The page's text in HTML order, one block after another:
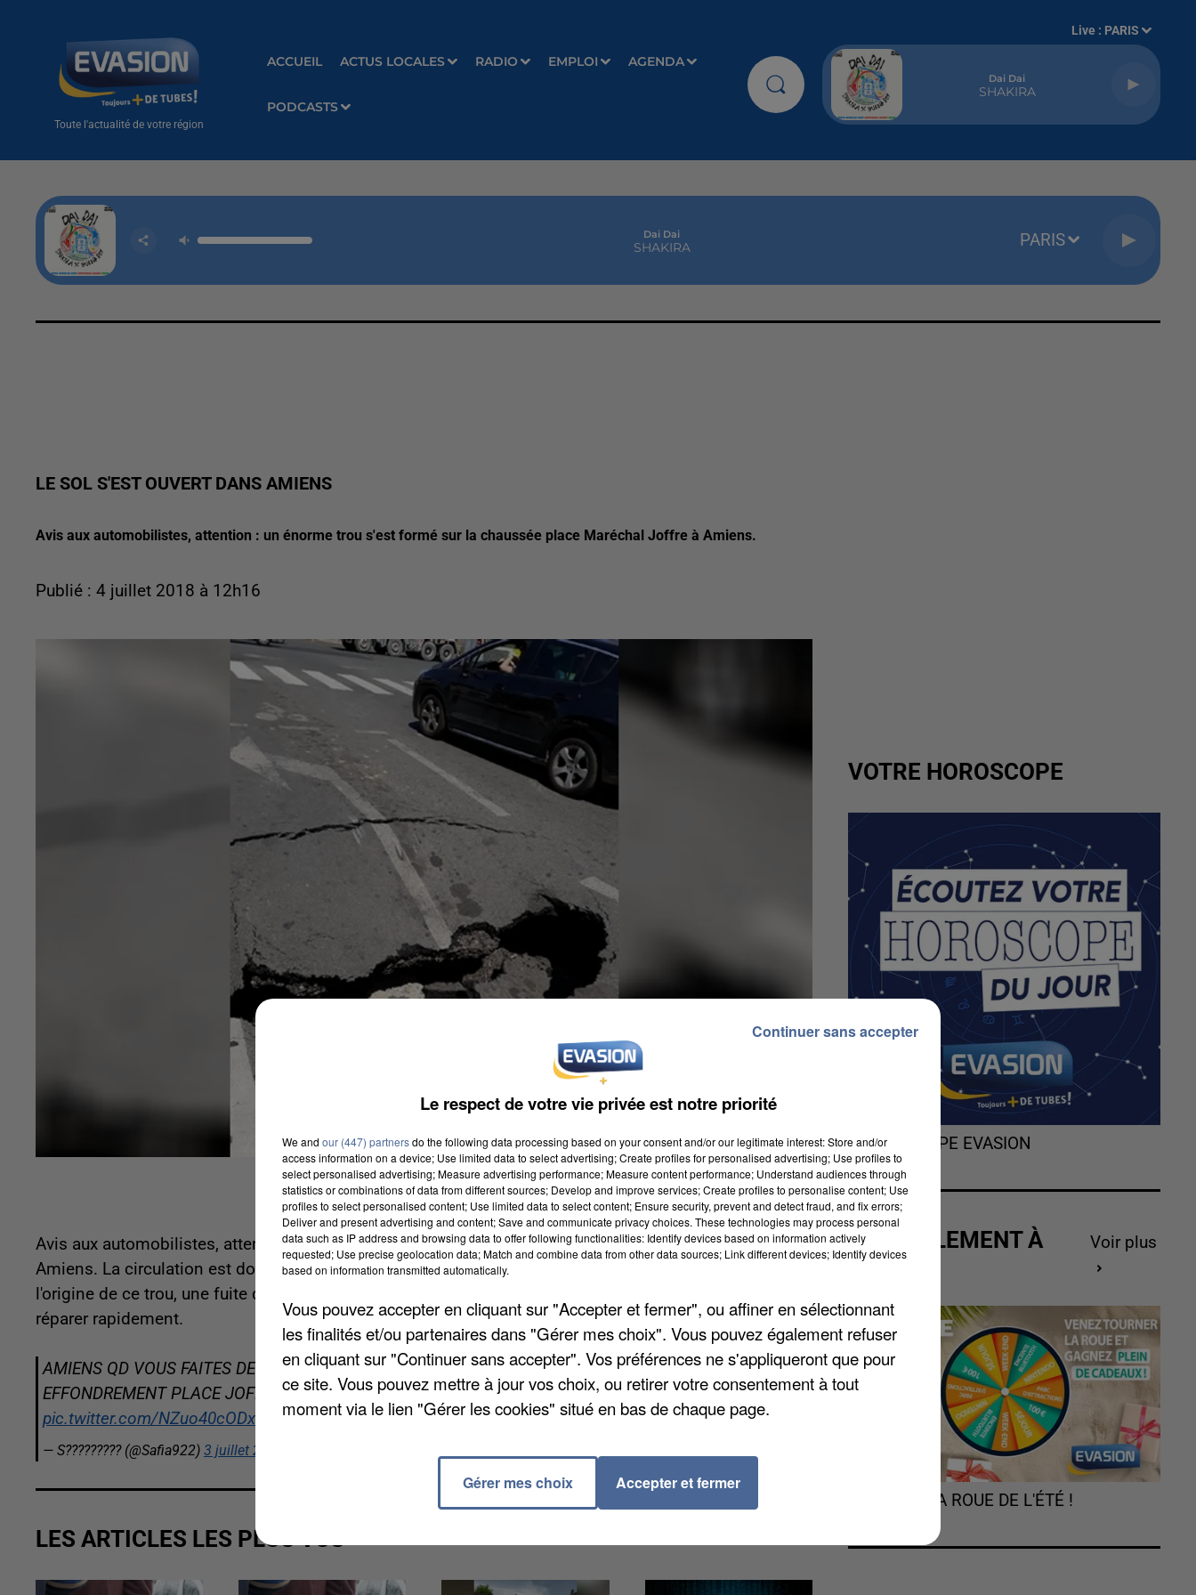
Toute l'actualité de votre région
ACCUEIL ACTUS LOCALES RADIO EMPLOI AGENDA
PODCASTS
Live : PARIS
Dai Dai
SHAKIRA
Dai Dai
SHAKIRA PARIS
LE SOL S'EST OUVERT DANS AMIENS
Avis aux automobilistes, attention : un énorme trou s'est formé sur la chaussée place Maréchal Joffre à Amiens.
Publié : 4 juillet 2018 à 12h16
Avis aux automobilistes, attention : un énorme trou s'est formé sur la chaussée place Maréchal Joffre à
Amiens. La circulation est donc limitée dans le secteur et un périmètre de sécurité est en place. A
l'origine de ce trou, une fuite d'eau sur une canalisation. Les agents sont à pied d'œuvre pour tout
réparer rapidement.
AMIENS QD VOUS FAITES DES TRAVAUX FAITES LES AU MOINS CORRECTEMENT WSH C'EST QUOI CET
EFFONDREMENT PLACE JOFFRE Y'A UN TYPE IL A MANQUÉ À RIEN D'Y TOMBER EN VOITURE
pic.twitter.com/NZuo40cODx
— S????????? (@Safia922) 3 juillet 2018
LES ARTICLES LES PLUS VUS
VOTRE HOROSCOPE
L'HOROSCOPE EVASION
ACTUELLEMENT À
GAGNER
Voir plus
TOURNEZ LA ROUE DE L'ÉTÉ !
Le respect de votre vie privée est notre priorité
We and our (447) partnersdo the following data processing based on your consent and/or our legitimate interest: Store and/or
access information on a device; Use limited data to select advertising; Create profiles for personalised advertising; Use profiles to
select personalised advertising; Measure advertising performance; Measure content performance; Understand audiences through
statistics or combinations of data from different sources; Develop and improve services; Create profiles to personalise content; Use
profiles to select personalised content; Use limited data to select content; Ensure security, prevent and detect fraud, and fix errors;
Deliver and present advertising and content; Save and communicate privacy choices. These technologies may process personal
data such as IP address and browsing data to offer following functionalities: Identify devices based on information actively
requested; Use precise geolocation data; Match and combine data from other data sources; Link different devices; Identify devices
based on information transmitted automatically.
Vous pouvez accepter en cliquant sur "Accepter et fermer", ou affiner en sélectionnant
les finalités et/ou partenaires dans "Gérer mes choix". Vous pouvez également refuser
en cliquant sur "Continuer sans accepter". Vos préférences ne s'appliqueront que pour
ce site. Vous pouvez mettre à jour vos choix, ou retirer votre consentement à tout
moment via le lien "Gérer les cookies" situé en bas de chaque page.
Gérer mes choix Accepter et fermer
Continuer sans accepter